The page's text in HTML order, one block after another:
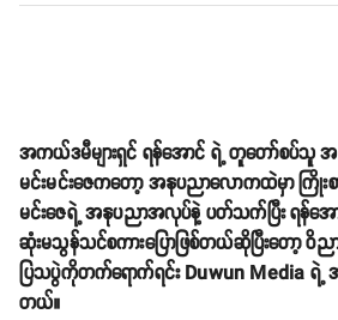
အကယ်ဒမီများရှင် ရန်အောင် ရဲ့ တူတော်စပ်သူ
မင်းမင်းဇေကတော့ အနုပညာလောကထဲမှာ ကြို
မင်းဇေရဲ့ အနုပညာအလုပ်နဲ့ ပတ်သက်ပြီး ရန်အ
ဆုံးမသွန်သင်စကားပြောဖြစ်တယ်ဆိုပြီးတော့ ဝိည
ပြသပွဲကိုတက်ရောက်ရင်း Duwun Media ရဲ့ အ
တယ်။